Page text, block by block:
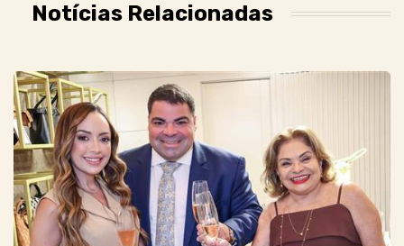
Notícias Relacionadas